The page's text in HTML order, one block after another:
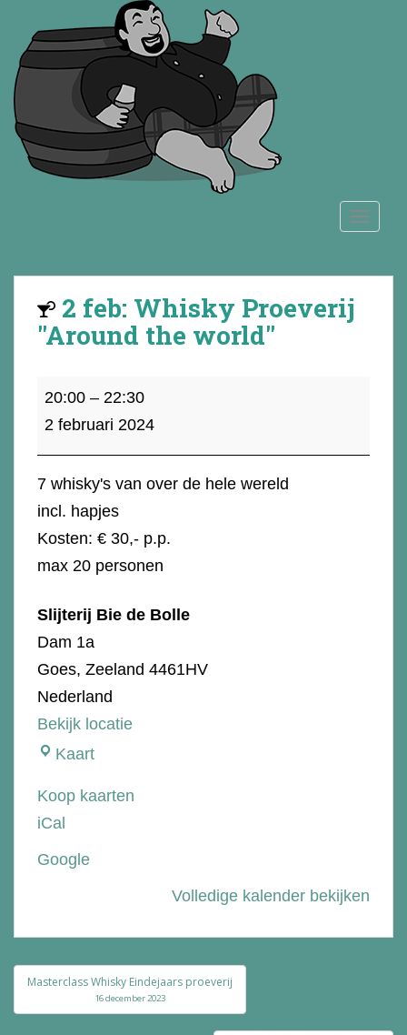
2 feb: Whisky Proeverij
"Around the world"
feb:
"Around
20:00 – 22:30
2 februari 2024
7 whisky's van over de hele wereld
incl. hapjes
Kosten: € 30,- p.p.
max 20 personen
Slijterij Bie de Bolle
Dam 1a
Goes, Zeeland 4461HV
Nederland
Bekijk locatie
KaartSlijterij
de
Koop kaarten
iCal
Google
Volledige kalender bekijken
Bericht
navigatie
Masterclass Whisky Eindejaars proeverij
16 december 2023